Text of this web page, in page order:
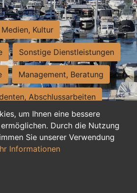
um Ihnen eine bessere
Durch die Nutzung
Sie unserer Verwendung
Informationen
Kultur
Sonstige Dienstleistungen
Management, Beratung
Abschlussarbeiten
Assistenz, Sekretariat
und Nebenjobs
duale Ausbildung